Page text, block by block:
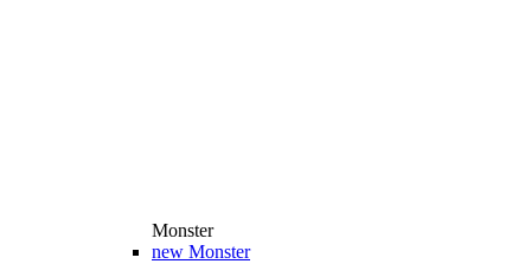
Monster
new Monster